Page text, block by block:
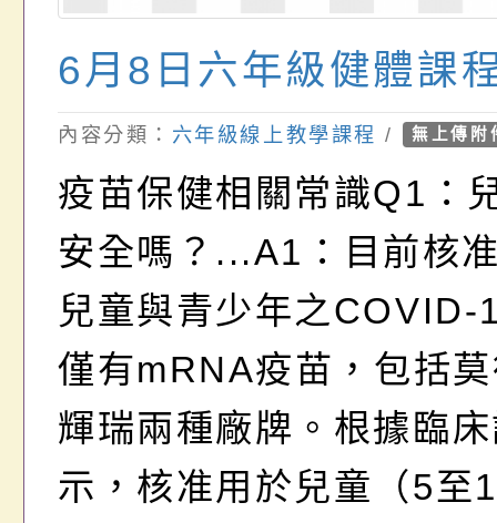
6月8日六年級健體課
內容分類： 六年級線上教學課程 / 無上傳附
疫苗保健相關常識Q1：
安全嗎？...A1：目前核
兒童與青少年之COVID-
僅有mRNA疫苗，包括
輝瑞兩種廠牌。根據臨
示，核准用於兒童（5至